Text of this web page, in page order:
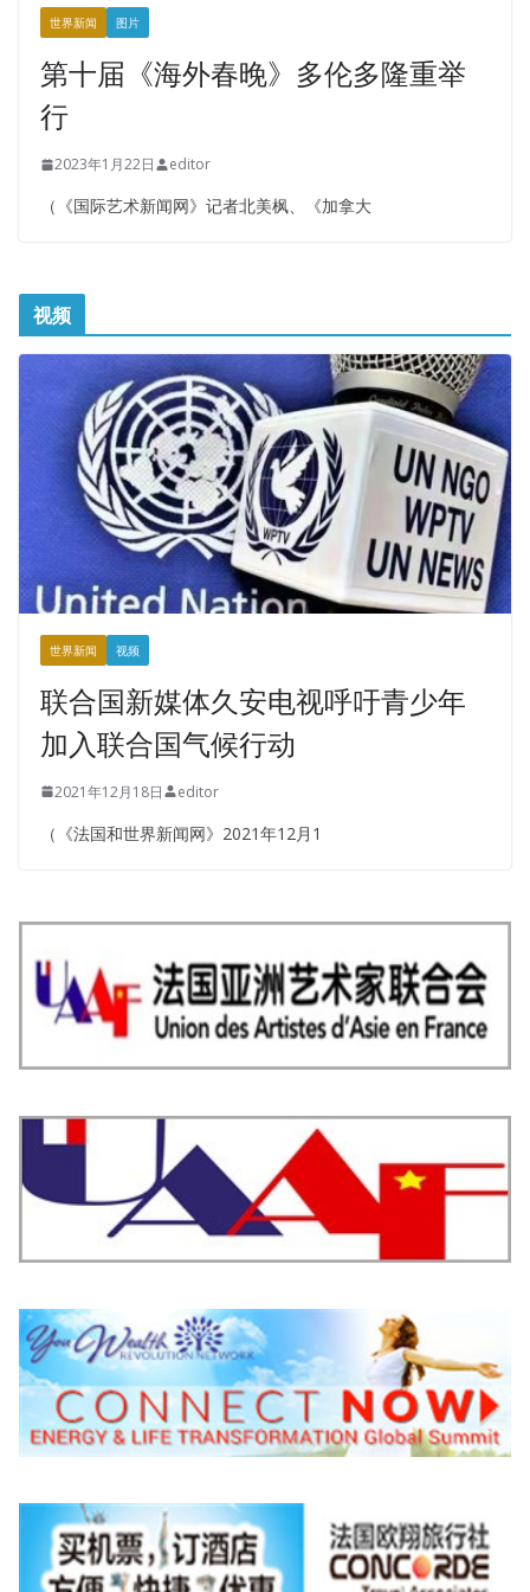
世界新闻 图片
第十届《海外春晚》多伦多隆重举
行
2023年1月22日 editor
（《国际艺术新闻网》记者北美枫、《加拿大
视频
世界新闻 视频
联合国新媒体久安电视呼吁青少年
加入联合国气候行动
2021年12月18日 editor
（《法国和世界新闻网》2021年12月1